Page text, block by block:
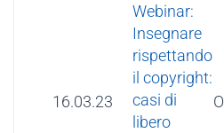
16.03.23
Webinar:
Insegnare
rispettando
il copyright:
casi di
libero